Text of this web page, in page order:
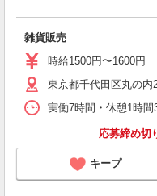
雑貨販売
時給1500円〜1600円
東京都千代田区丸の
実働7時間・休憩1時
応募締め切
キープ